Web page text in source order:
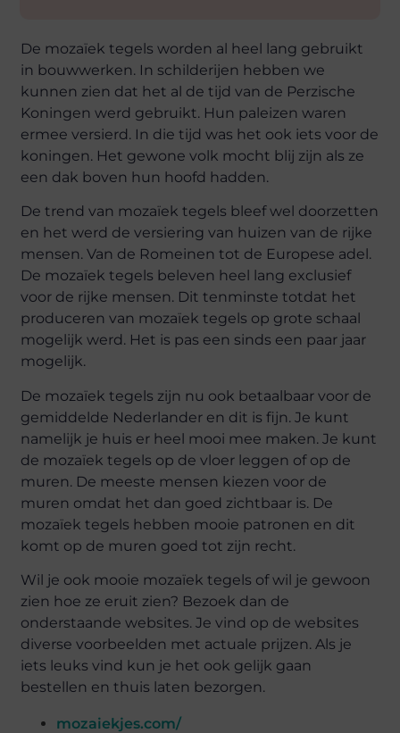
De mozaïek tegels worden al heel lang gebruikt
in bouwwerken. In schilderijen hebben we
kunnen zien dat het al de tijd van de Perzische
Koningen werd gebruikt. Hun paleizen waren
ermee versierd. In die tijd was het ook iets voor de
koningen. Het gewone volk mocht blij zijn als ze
een dak boven hun hoofd hadden.
De trend van mozaïek tegels bleef wel doorzetten
en het werd de versiering van huizen van de rijke
mensen. Van de Romeinen tot de Europese adel.
De mozaïek tegels beleven heel lang exclusief
voor de rijke mensen. Dit tenminste totdat het
produceren van mozaïek tegels op grote schaal
mogelijk werd. Het is pas een sinds een paar jaar
mogelijk.
De mozaïek tegels zijn nu ook betaalbaar voor de
gemiddelde Nederlander en dit is fijn. Je kunt
namelijk je huis er heel mooi mee maken. Je kunt
de mozaïek tegels op de vloer leggen of op de
muren. De meeste mensen kiezen voor de
muren omdat het dan goed zichtbaar is. De
mozaïek tegels hebben mooie patronen en dit
komt op de muren goed tot zijn recht.
Wil je ook mooie mozaïek tegels of wil je gewoon
zien hoe ze eruit zien? Bezoek dan de
onderstaande websites. Je vind op de websites
diverse voorbeelden met actuale prijzen. Als je
iets leuks vind kun je het ook gelijk gaan
bestellen en thuis laten bezorgen.
mozaiekjes.com/